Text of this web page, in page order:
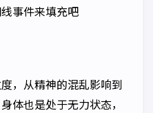
事件来填充吧
，从精神的混乱影响到
体也是处于无力状态，